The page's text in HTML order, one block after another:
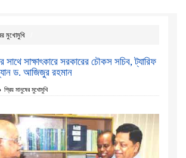
মুখোমুখি
সাথে সাক্ষাৎকারে সরকারের চৌকস সচিব, ট্যারিফ
ড. আজিজুর রহমান
প্রিয় মানুষের মুখোমুখি